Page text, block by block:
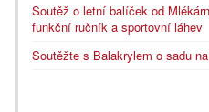
Soutěž o letní balíček od
funkční ručník a sportovní láhev
Soutěžte s Balakrylem o sadu